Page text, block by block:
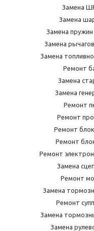
Замена
Замена
Замена
Замена
Замена
Ремонт
Замена
Замена
Ремонт
Ремонт
Ремонт
Ремонт
Ремонт
Замена
Ремонт
Замена
Ремонт
Замена
Замена